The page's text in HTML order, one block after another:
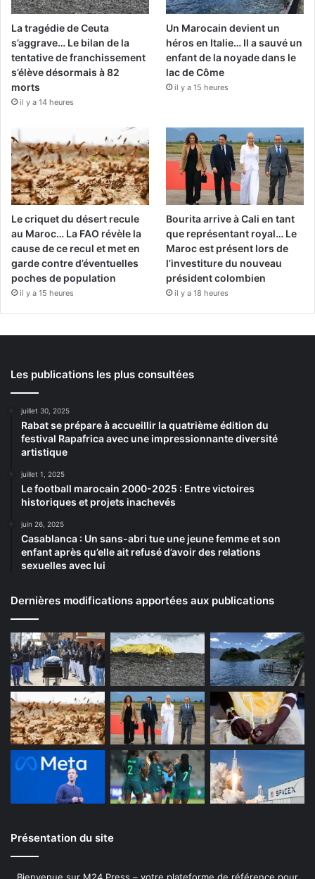
La tragédie de Ceuta
s’aggrave… Le bilan de la
tentative de franchissement
s’élève désormais à 82
morts
il y a 14 heures
Un Marocain devient un
héros en Italie… Il a sauvé un
enfant de la noyade dans le
lac de Côme
il y a 15 heures
Le criquet du désert recule
au Maroc… La FAO révèle la
cause de ce recul et met en
garde contre d’éventuelles
poches de population
il y a 15 heures
Bourita arrive à Cali en tant
que représentant royal… Le
Maroc est présent lors de
l’investiture du nouveau
président colombien
il y a 18 heures
Les publications les plus consultées
juillet 30, 2025
Rabat se prépare à accueillir la quatrième édition du
festival Rapafrica avec une impressionnante diversité
artistique
juillet 1, 2025
Le football marocain 2000-2025 : Entre victoires
historiques et projets inachevés
juin 26, 2025
Casablanca : Un sans-abri tue une jeune femme et son
enfant après qu’elle ait refusé d’avoir des relations
sexuelles avec lui
Dernières modifications apportées aux publications
Présentation du site